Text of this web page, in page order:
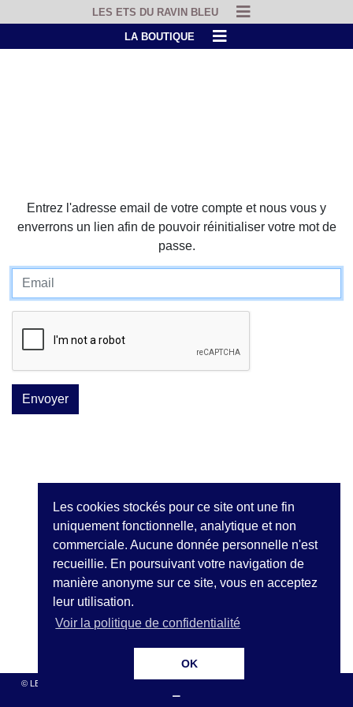
Les cookies stockés pour ce site ont une fin
uniquement fonctionnelle, analytique et non
commerciale. Aucune donnée personnelle n'est
recueillie. En poursuivant votre navigation de
manière anonyme sur ce site, vous en acceptez
leur utilisation.
Voir la politique de confidentialité
OK
LES ETS DU RAVIN BLEU
LA BOUTIQUE
Entrez l'adresse email de votre compte et nous vous y
enverrons un lien afin de pouvoir réinitialiser votre mot de
passe.
© LE RAVIN BLEU